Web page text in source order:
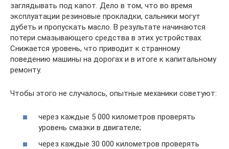
заглядывать под капот. Дело в том, что во время
эксплуатации резиновые прокладки, сальники могут
дубеть и пропускать масло. В результате начинаются
потери смазывающего средства в этих устройствах.
Снижается уровень, что приводит к странному
поведению машины на дорогах и в итоге к капитальному
ремонту.
Чтобы этого не случалось, опытные механики советуют:
через каждые 5 000 километров проверять
уровень смазки в двигателе;
через каждые 30 000 километров проверять